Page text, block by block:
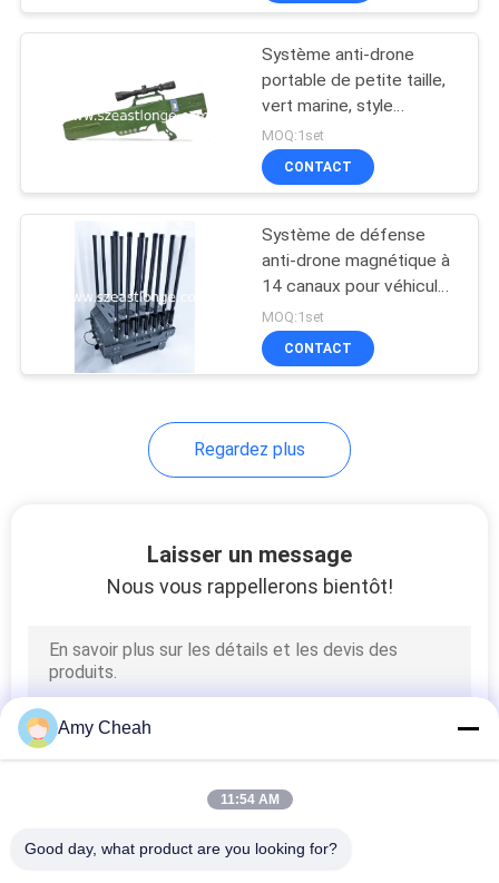
robuste contre les
drones intrusifs
Système anti-drone
portable de petite taille,
vert marine, style
pistolet, 6/8 bandes,
avec batterie intégrée
pour l'interception de
MOQ:1set
CONTACT
Système de défense
anti-drone magnétique à
14 canaux pour véhicule,
alimenté par AC 220V DC
24V, contre les drones
FPV pour des mesures
MOQ:1set
CONTACT
Regardez plus
Laisser un message
Nous vous rappellerons bientôt!
Amy Cheah
11:54 AM
Good day, what product are you looking for?